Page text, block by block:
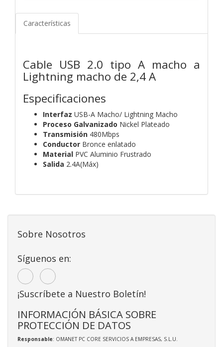
Características
Cable USB 2.0 tipo A macho a
Lightning macho de 2,4 A
Especificaciones
Interfaz USB-A Macho/ Lightning Macho
Proceso Galvanizado Nickel Plateado
Transmisión 480Mbps
Conductor Bronce enlatado
Material PVC Aluminio Frustrado
Salida 2.4A(Máx)
Sobre Nosotros
Síguenos en:
¡Suscríbete a Nuestro Boletín!
INFORMACIÓN BÁSICA SOBRE
PROTECCIÓN DE DATOS
Responsable: OMANET PC CORE SERVICIOS A EMPRESAS, S.L.U.